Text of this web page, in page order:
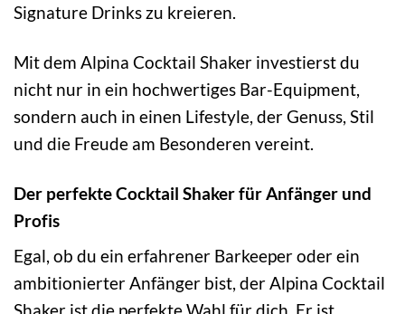
Signature Drinks zu kreieren.
Mit dem Alpina Cocktail Shaker investierst du
nicht nur in ein hochwertiges Bar-Equipment,
sondern auch in einen Lifestyle, der Genuss, Stil
und die Freude am Besonderen vereint.
Der perfekte Cocktail Shaker für Anfänger und
Profis
Egal, ob du ein erfahrener Barkeeper oder ein
ambitionierter Anfänger bist, der Alpina Cocktail